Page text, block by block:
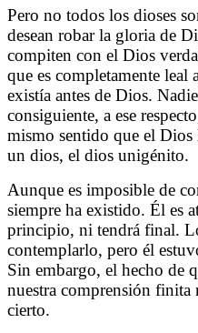
Pero no todos los dioses
desean robar la gloria de
compiten con el Dios
que es completamente leal
existía antes de Dios.
consiguiente, a ese
mismo sentido que el
un dios, el dios unigénito.
Aunque es imposible de
siempre ha existido. Él es
principio, ni tendrá final.
contemplarlo, pero él
Sin embargo, el hecho de
nuestra comprensión finita
cierto.